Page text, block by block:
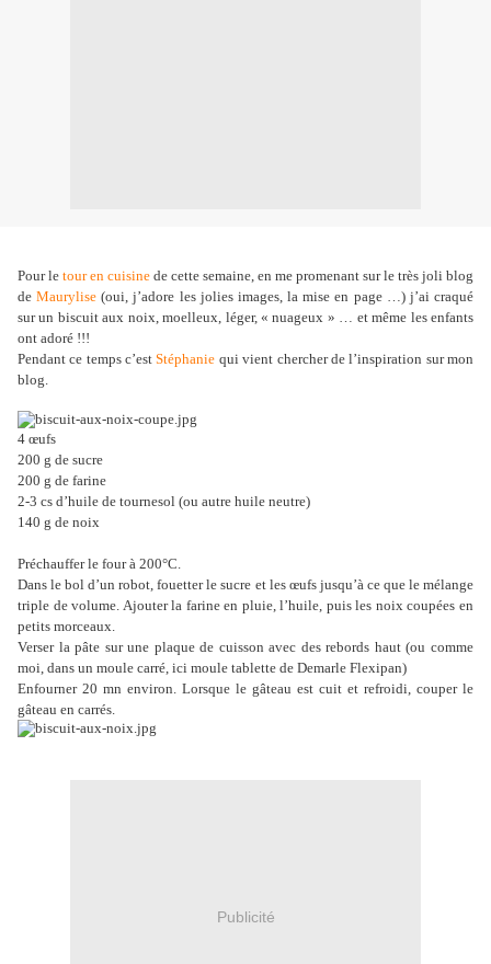
Pour le tour en cuisine de cette semaine, en me promenant sur le très joli blog
deMaurylise (oui, j’adore les jolies images, la mise en page …) j’ai craqué
sur un biscuit aux noix, moelleux, léger, « nuageux » … et même les enfants
ont adoré !!!
Pendant ce temps c’estStéphanie qui vient chercher de l’inspiration sur mon
blog.
4 œufs
200 g de sucre
200 g de farine
2-3 cs d’huile de tournesol (ou autre huile neutre)
140 g de noix
Préchauffer le four à 200°C.
Dans le bol d’un robot, fouetter le sucre et les œufs jusqu’à ce que le mélange
triple de volume. Ajouter la farine en pluie, l’huile, puis les noix coupées en
petits morceaux.
Verser la pâte sur une plaque de cuisson avec des rebords haut (ou comme
moi, dans un moule carré, ici moule tablette de Demarle Flexipan)
Enfourner 20 mn environ. Lorsque le gâteau est cuit et refroidi, couper le
gâteau en carrés.
Publicité